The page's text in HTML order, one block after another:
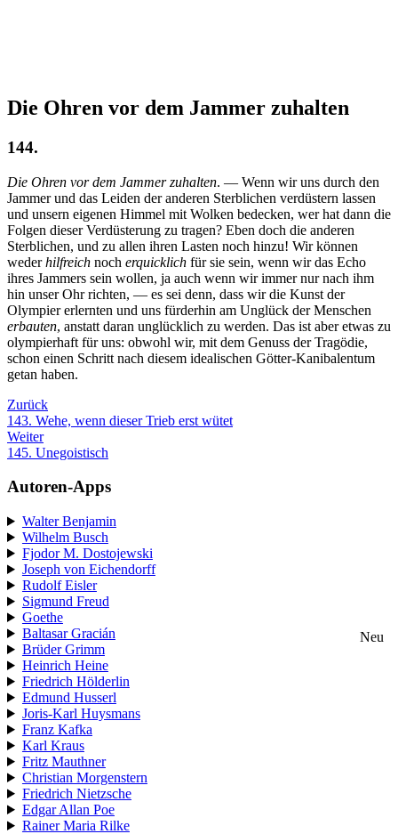
Die Ohren vor dem Jammer zuhalten
144.
Die Ohren vor dem Jammer zuhalten. — Wenn wir uns durch den
Jammer und das Leiden der anderen Sterblichen verdüstern lassen
und unsern eigenen Himmel mit Wolken bedecken, wer hat dann die
Folgen dieser Verdüsterung zu tragen? Eben doch die anderen
Sterblichen, und zu allen ihren Lasten noch hinzu! Wir können
wederhilfreich noch erquicklich für sie sein, wenn wir das Echo
ihres Jammers sein wollen, ja auch wenn wir immer nur nach ihm
hin unser Ohr richten, — es sei denn, dass wir die Kunst der
Olympier erlernten und uns fürderhin am Unglück der Menschen
erbauten, anstatt daran unglücklich zu werden. Das ist aber etwas zu
olympierhaft für uns: obwohl wir, mit dem Genuss der Tragödie,
schon einen Schritt nach diesem idealischen Götter-Kanibalentum
getan haben.
Zurück
143. Wehe, wenn dieser Trieb erst wütet
Weiter
145. Unegoistisch
Autoren-Apps
Walter Benjamin
Wilhelm Busch
Fjodor M. Dostojewski
Joseph von Eichendorff
Rudolf Eisler
Sigmund Freud
Goethe
Baltasar Gracián
Neu
Brüder Grimm
Heinrich Heine
Friedrich Hölderlin
Edmund Husserl
Joris-Karl Huysmans
Franz Kafka
Karl Kraus
Fritz Mauthner
Christian Morgenstern
Friedrich Nietzsche
Edgar Allan Poe
Rainer Maria Rilke